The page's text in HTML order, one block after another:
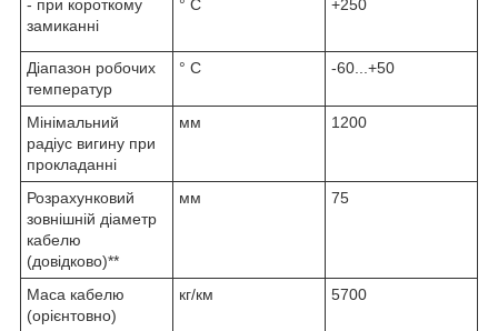
- при короткому
замиканні
° С +250
Діапазон робочих
температур
° С -60...+50
Мінімальний
радіус вигину при
прокладанні
мм 1200
Розрахунковий
зовнішній діаметр
кабелю
(довідково)**
мм 75
Маса кабелю
(орієнтовно)
кг/км 5700